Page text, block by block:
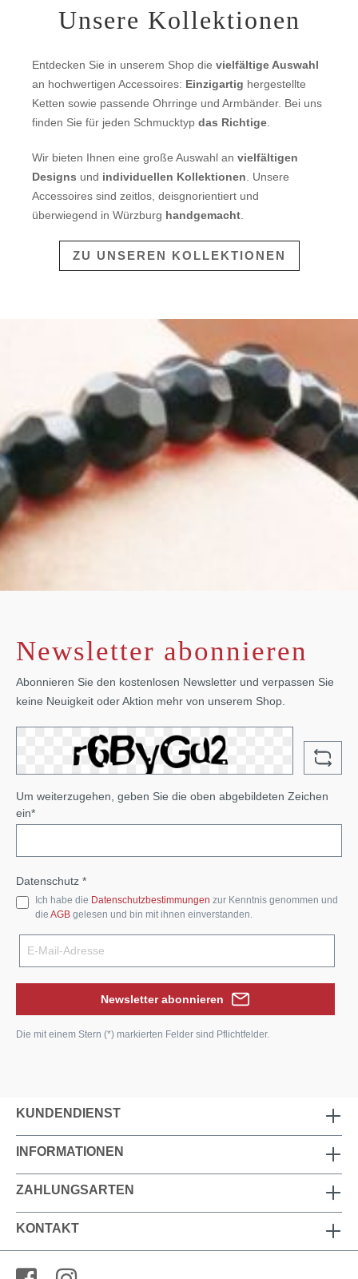
Unsere Kollektionen
Entdecken Sie in unserem Shop die vielfältige Auswahl
an hochwertigen Accessoires: Einzigartig hergestellte
Ketten sowie passende Ohrringe und Armbänder. Bei uns
finden Sie für jeden Schmucktyp das Richtige
Wir bieten Ihnen eine große Auswahl an vielfältigen
Designs und individuellen Kollektionen . Unsere
Accessoires sind zeitlos, deisgnorientiert und
überwiegend in Würzburg handgemacht
ZU UNSEREN KOLLEKTIONEN
Newsletter abonnieren
Abonnieren Sie den kostenlosen Newsletter und verpassen Sie
keine Neuigkeit oder Aktion mehr von unserem Shop.
Um weiterzugehen, geben Sie die oben abgebildeten Zeichen
ein*
Datenschutz *
Ich habe die Datenschutzbestimmungen zur Kenntnis genommen und
die AGB gelesen und bin mit ihnen einverstanden.
Newsletter abonnieren
Die mit einem Stern (*) markierten Felder sind Pflichtfelder.
KUNDENDIENST
INFORMATIONEN
ZAHLUNGSARTEN
KONTAKT